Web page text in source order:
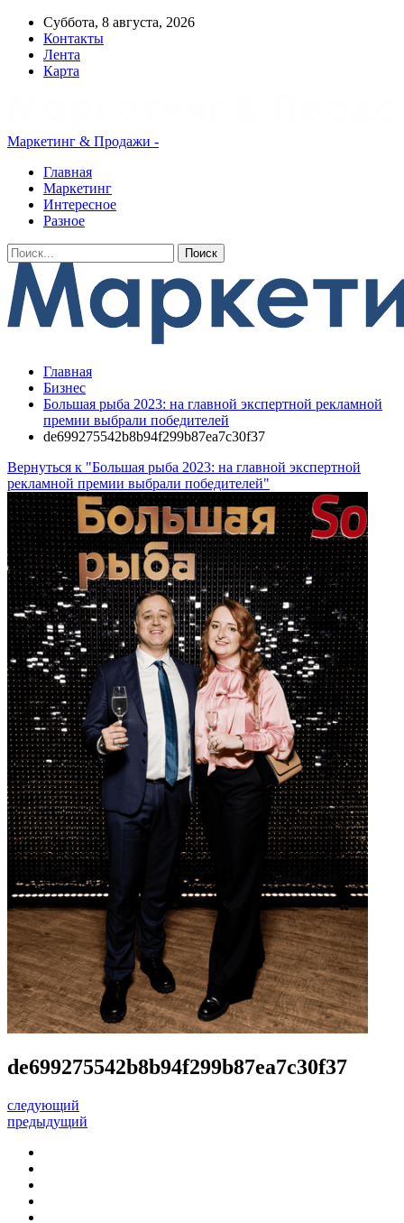
Суббота, 8 августа, 2026
Контакты
Лента
Карта
Маркетинг & Продажи -
Главная
Маркетинг
Интересное
Разное
Главная
Бизнес
Большая рыба 2023: на главной экспертной рекламной
премии выбрали победителей
de699275542b8b94f299b87ea7c30f37
Вернуться к "Большая рыба 2023: на главной экспертной
рекламной премии выбрали победителей"
de699275542b8b94f299b87ea7c30f37
следующий
предыдущий